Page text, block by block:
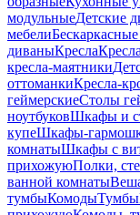
модульныеДетские
мебели
диваныКреслаКресла
кресла-маятники
оттоманкиКресла-
геймерскиеСтолы
ноутбуковШкафы и
купеШкафы-
комнатыШкафы с
прихожуюПолки,
ванной комнаты
тумбыКомодыТумбы